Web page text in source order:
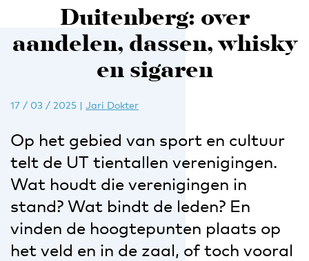
Duitenberg: over
aandelen, dassen, whisky
en sigaren
17 / 03 / 2025 | Jari Dokter
Op het gebied van sport en cultuur
telt de UT tientallen verenigingen.
Wat houdt die verenigingen in
stand? Wat bindt de leden? En
vinden de hoogtepunten plaats op
het veld en in de zaal, of toch vooral